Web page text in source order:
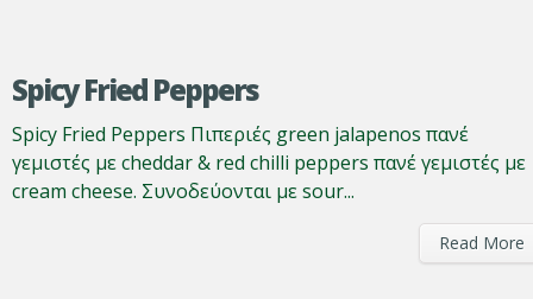
Spicy Fried Peppers
Spicy Fried Peppers Πιπεριές green jalapenos πανέ
γεμιστές με cheddar & red chilli peppers πανέ γεμιστές με
cream cheese. Συνοδεύονται με sour...
Read More